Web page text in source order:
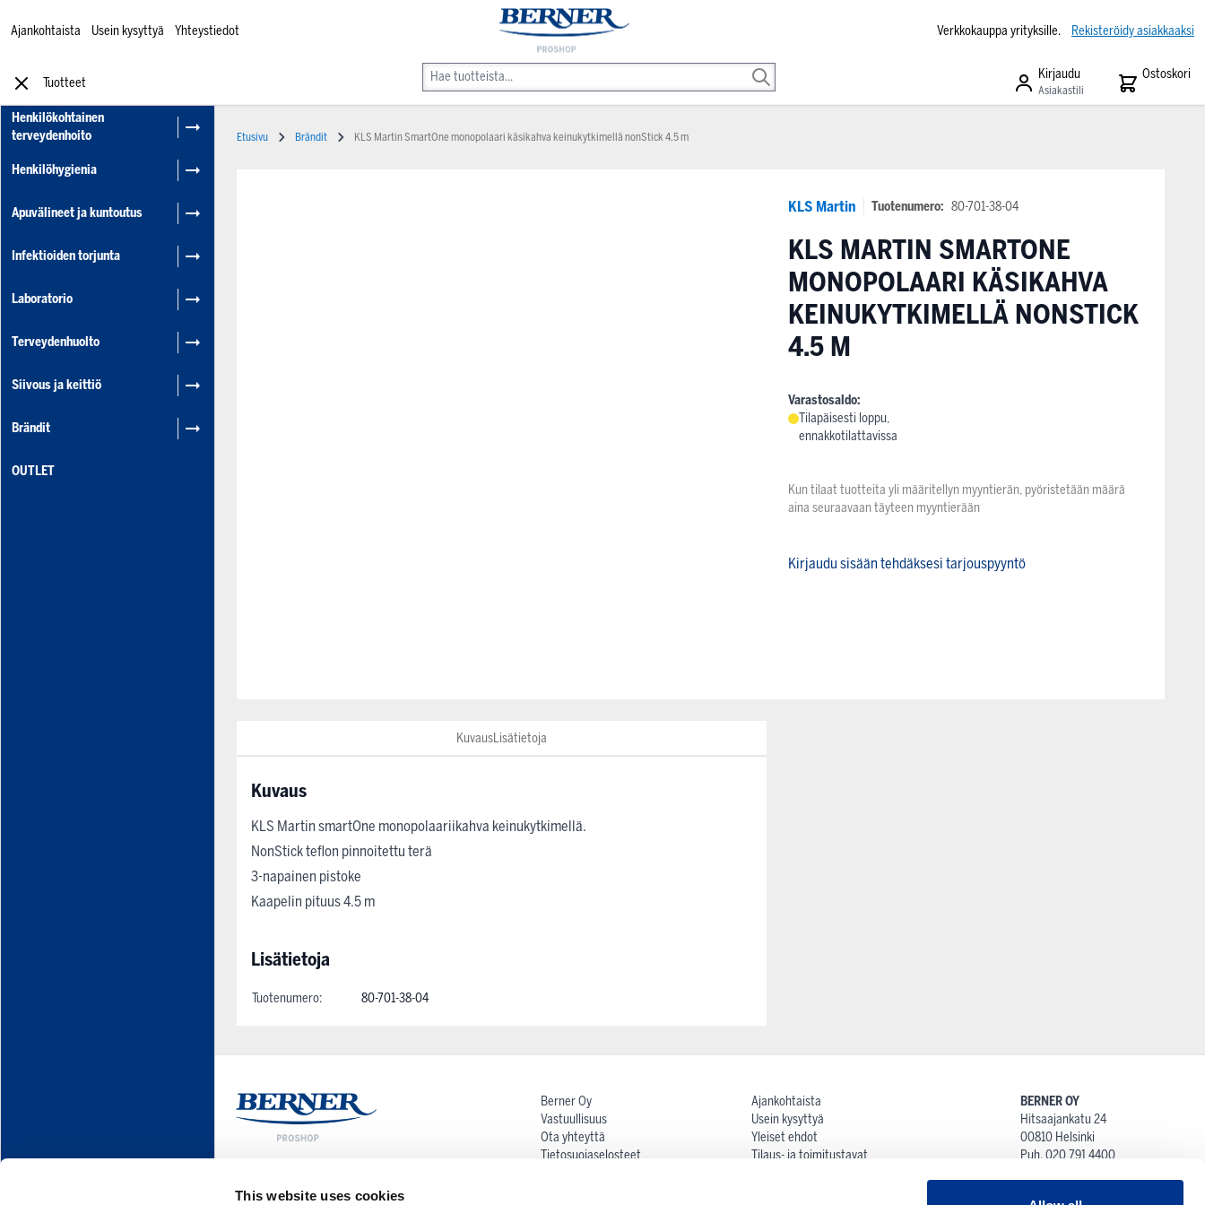
This website uses cookies
Ajankohtaista Usein kysyttyä Yhteystiedot Verkkokauppa yrityksille. Rekisteröidy asiakkaaksi
Tuotteet
Kirjaudu
Asiakastili
Ostoskori
Henkilökohtainen
terveydenhoito
Henkilöhygienia
Apuvälineet ja kuntoutus
Infektioiden torjunta
Laboratorio
Terveydenhuolto
Siivous ja keittiö
Brändit
OUTLET
KLS Martin Tuotenumero: 80-701-38-04
KLS MARTIN SMARTONE
MONOPOLAARI KÄSIKAHVA
KEINUKYTKIMELLÄ NONSTICK
4.5 M
Varastosaldo:
Tilapäisesti loppu,
ennakkotilattavissa
Kun tilaat tuotteita yli määritellyn myyntierän, pyöristetään määrä
aina seuraavaan täyteen myyntierään
Kirjaudu sisään tehdäksesi tarjouspyyntö
KuvausLisätietoja
Kuvaus
KLS Martin smartOne monopolaariikahva keinukytkimellä.
NonStick teflon pinnoitettu terä
3-napainen pistoke
Kaapelin pituus 4.5 m
Lisätietoja
Tuotenumero: 80-701-38-04
Etusivu Brändit KLS Martin SmartOne monopolaari käsikahva keinukytkimellä nonStick 4.5 m
Berner Oy
Vastuullisuus
Ota yhteyttä
Tietosuojaselosteet
Ajankohtaista
Usein kysyttyä
Yleiset ehdot
Tilaus- ja toimitustavat
BERNER OY
Hitsaajankatu 24
00810 Helsinki
Puh. 020 791 4400